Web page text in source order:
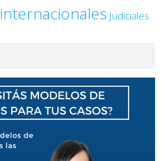
internacionales Judiciales